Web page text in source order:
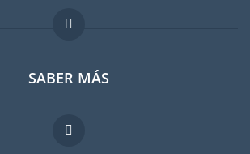
Foro para expatriados
Guia para expatriados
Trabajos en el extranjero
SABER MÁS
FAQ